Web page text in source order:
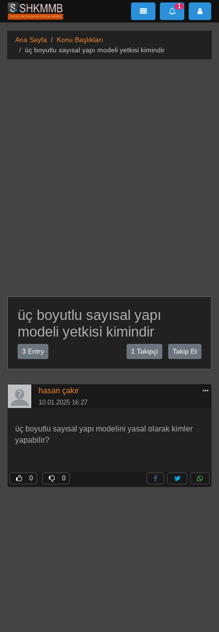
SHKMMB MenÜ Mesaj
1
Ana Sayfa
Konu Başlıkları
üç boyutlu sayısal yapı modeli yetkisi kimindir
üç boyutlu sayısal yapı
modeli yetkisi kimindir
1 Takipçi Takip Et
3 Entry
hasan çakır
10.01.2025 16:27
üç boyutlu sayısal yapı modelini yasal olarak kimler
yapabilir?
0 0